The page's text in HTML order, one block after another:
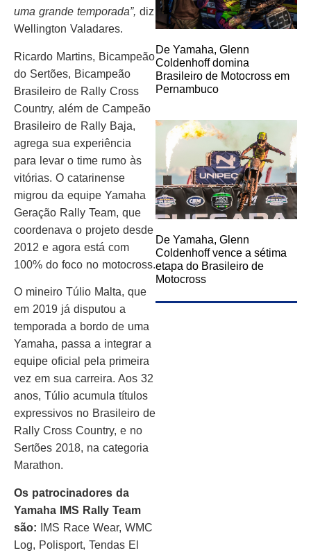
uma grande temporada”, diz
Wellington Valadares.
Ricardo Martins, Bicampeão
do Sertões, Bicampeão
Brasileiro de Rally Cross
Country, além de Campeão
Brasileiro de Rally Baja,
agrega sua experiência
para levar o time rumo às
vitórias. O catarinense
migrou da equipe Yamaha
Geração Rally Team, que
coordenava o projeto desde
2012 e agora está com
100% do foco no motocross.
O mineiro Túlio Malta, que
em 2019 já disputou a
temporada a bordo de uma
Yamaha, passa a integrar a
equipe oficial pela primeira
vez em sua carreira. Aos 32
anos, Túlio acumula títulos
expressivos no Brasileiro de
Rally Cross Country, e no
Sertões 2018, na categoria
Marathon.
Os patrocinadores da
Yamaha IMS Rally Team
são: IMS Race Wear, WMC
Log, Polisport, Tendas El
De Yamaha, Glenn
Coldenhoff domina
Brasileiro de Motocross em
Pernambuco
De Yamaha, Glenn
Coldenhoff vence a sétima
etapa do Brasileiro de
Motocross